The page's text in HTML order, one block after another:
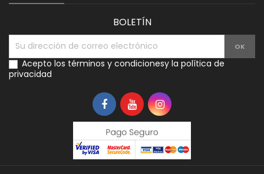
BOLETÍN
Acepto los términos y condicionesy la política de
privacidad